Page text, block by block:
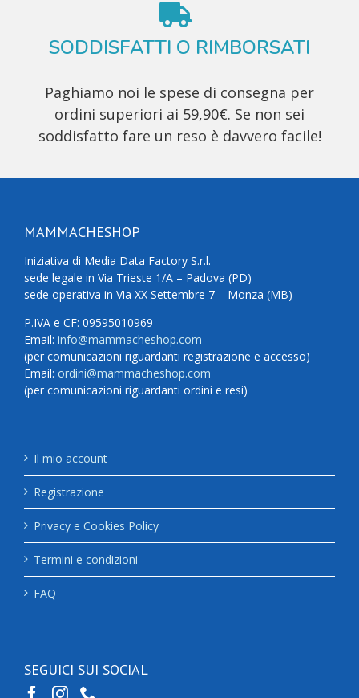
SODDISFATTI O RIMBORSATI
Paghiamo noi le spese di consegna per
ordini superiori ai 59,90€. Se non sei
soddisfatto fare un reso è davvero facile!
MAMMACHESHOP
Iniziativa di Media Data Factory S.r.l.
sede legale in Via Trieste 1/A – Padova (PD)
sede operativa in Via XX Settembre 7 – Monza (MB)
P.IVA e CF: 09595010969
Email: info@mammacheshop.com
(per comunicazioni riguardanti registrazione e accesso)
Email: ordini@mammacheshop.com
(per comunicazioni riguardanti ordini e resi)
Il mio account
Registrazione
Privacy e Cookies Policy
Termini e condizioni
FAQ
SEGUICI SUI SOCIAL